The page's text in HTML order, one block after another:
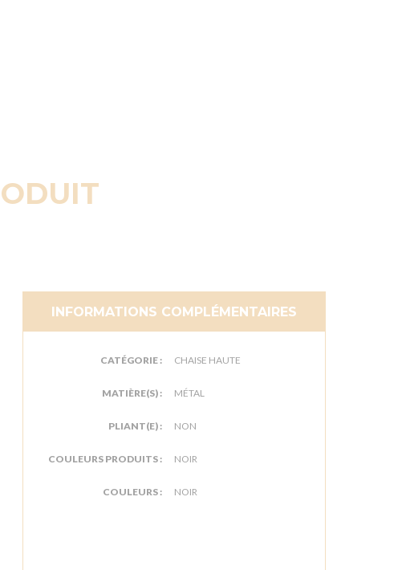
INFORMATIONS COMPLÉMENTAIRES
CATÉGORIE : CHAISE HAUTE
MATIÈRE(S) : MÉTAL
PLIANT(E) : NON
COULEURS PRODUITS : NOIR
COULEURS : NOIR